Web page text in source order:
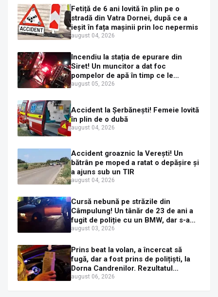
Fetiță de 6 ani lovită în plin pe o
stradă din Vatra Dornei, după ce a
ieșit în fața mașinii prin loc nepermis
august 04, 2026
Incendiu la stația de epurare din
Siret! Un muncitor a dat foc
pompelor de apă în timp ce le
alimenta cu combustibil
august 05, 2026
Accident la Șerbănești! Femeie lovită
în plin de o dubă
august 04, 2026
Accident groaznic la Verești! Un
bătrân pe moped a ratat o depășire și
a ajuns sub un TIR
august 04, 2026
Cursă nebună pe străzile din
Câmpulung! Un tânăr de 23 de ani a
fugit de poliție cu un BMW, dar s-a
oprit într-un gard de pe strada
august 03, 2026
Prins beat la volan, a încercat să
fugă, dar a fost prins de polițiști, la
Dorna Candrenilor. Rezultatul
etilotestului: 1,59 mg/l alcool pur în
august 06, 2026